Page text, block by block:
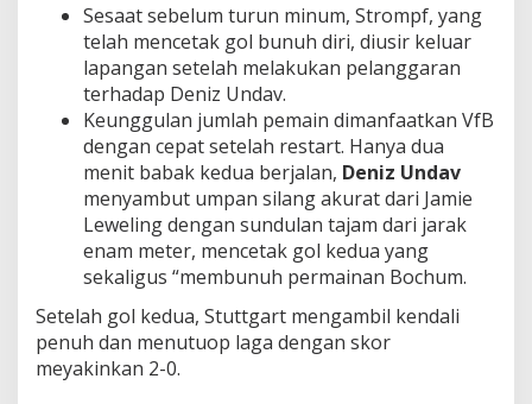
Sesaat sebelum turun minum, Strompf, yang
telah mencetak gol bunuh diri, diusir keluar
lapangan setelah melakukan pelanggaran
terhadap Deniz Undav.
Keunggulan jumlah pemain dimanfaatkan VfB
dengan cepat setelah restart. Hanya dua
menit babak kedua berjalan, Deniz Undav
menyambut umpan silang akurat dari Jamie
Leweling dengan sundulan tajam dari jarak
enam meter, mencetak gol kedua yang
sekaligus “membunuh permainan Bochum.
Setelah gol kedua, Stuttgart mengambil kendali
penuh dan menutuop laga dengan skor
meyakinkan 2-0.